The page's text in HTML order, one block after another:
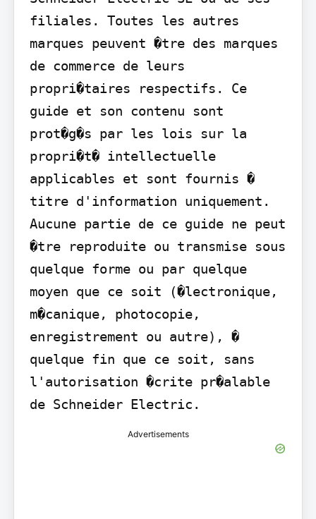
filiales. Toutes les autres
marques peuvent �tre des marques
de commerce de leurs
propri�taires respectifs. Ce
guide et son contenu sont
prot�g�s par les lois sur la
propri�t� intellectuelle
applicables et sont fournis �
titre d'information uniquement.
Aucune partie de ce guide ne peut
�tre reproduite ou transmise sous
quelque forme ou par quelque
moyen que ce soit (�lectronique,
m�canique, photocopie,
enregistrement ou autre), �
quelque fin que ce soit, sans
l'autorisation �crite pr�alable
de Schneider Electric.
Advertisements